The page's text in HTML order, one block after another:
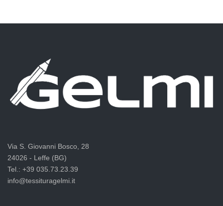
Via S. Giovanni Bosco, 28
24026 - Leffe (BG)
Tel.: +39 035.73.23.39
info@tessituragelmi.it